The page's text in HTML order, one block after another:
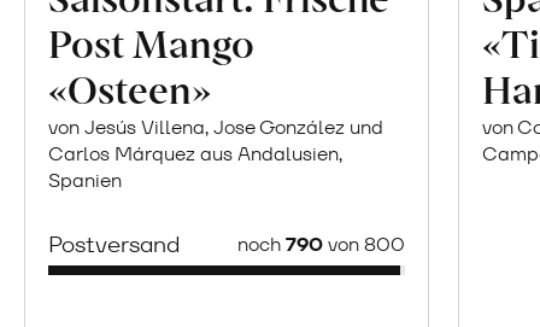
Post Mango
«Osteen»
von Jesús Villena, Jose González und
Carlos Márquez aus Andalusien,
Spanien
Postversand noch790von 800
von